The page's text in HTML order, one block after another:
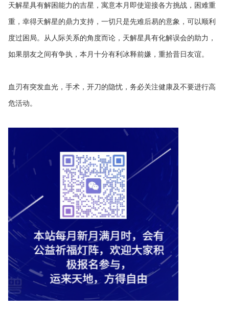
天解星具有解困能力的吉星，寓意本月即使迎接各方挑战，困难重
重，幸得天解星的鼎力支持，一切只是先难后易的意象，可以顺利
度过困局。从人际关系的角度而论，天解星具有化解误会的助力，
如果朋友之间有争执，本月十分有利冰释前嫌，重拾昔日友谊。
血刃有突发血光，手术，开刀的隐忧，务必关注健康及不要进行高
危活动。